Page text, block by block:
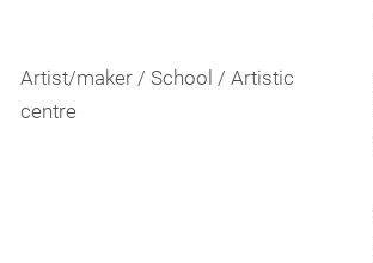
Artist/maker / School / Artistic
centre